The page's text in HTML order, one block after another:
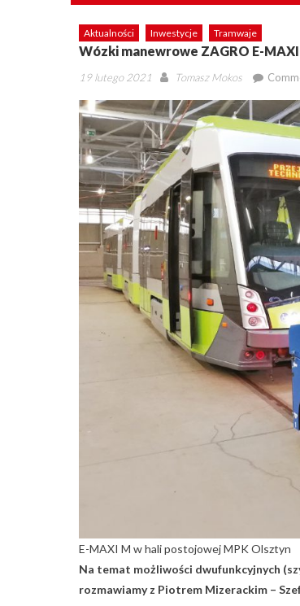
Aktualności Inwestycje Tramwaje
Wózki manewrowe ZAGRO E-
Posted
19 lutego 2021 Author
Tomasz Mokos
E-MAXI M w hali postojowej MPK Olsztyn
Na temat możliwości dwufunkcyjnych
rozmawiamy z Piotrem Mizerackim –